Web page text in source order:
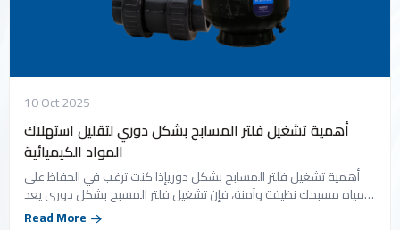
10 Oct 2025
أهمية تشغيل فلتر المسابح بشكل دوري لتقليل استهلاك
المواد الكيميائية
أهمية تشغيل فلتر المسابح بشكل دوريإذا كنت ترغب في الحفاظ على
مياه مسبحك نظيفة وآمنة، فإن تشغيل فلتر المسبح بشكل دوري يعد
Read More